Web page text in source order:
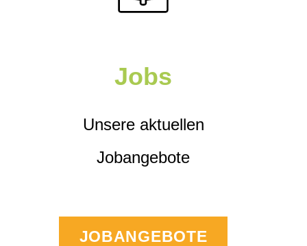
Jobs
Unsere aktuellen
Jobangebote
JOBANGEBOTE